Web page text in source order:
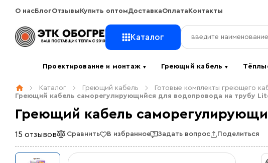
О нас БлогОтзывы Купить оптомДоставкаОплата Контакты
Каталог
Проектирование и монтаж ▼ Греющий кабель▼
Каталог Греющий кабель Готовые комплекты греющего
Греющий кабель саморегулирующийся для водопровода на трубу
Греющий кабель
15 отзывов Сравнить В избранное Задать вопрос Поделиться